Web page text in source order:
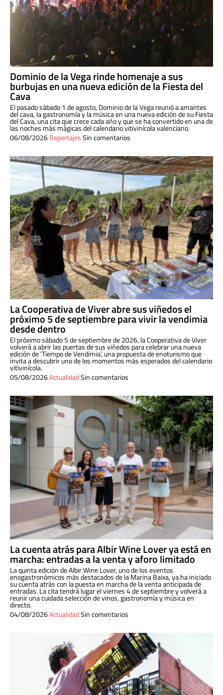
Dominio de la Vega rinde homenaje a sus
burbujas en una nueva edición de la Fiesta del
Cava
El pasado sábado 1 de agosto, Dominio de la Vega reunió a amantes
del cava, la gastronomía y la música en una nueva edición de su Fiesta
del Cava, una cita que crece cada año y que se ha convertido en una de
las noches más mágicas del calendario vitivinícola valenciano.
06/08/2026ReportajesSin comentarios
La Cooperativa de Viver abre sus viñedos el
próximo 5 de septiembre para vivir la vendimia
desde dentro
El próximo sábado 5 de septiembre de 2026, la Cooperativa de Viver
volverá a abrir las puertas de sus viñedos para celebrar una nueva
edición de ‘Tiempo de Vendimia’, una propuesta de enoturismo que
invita a descubrir uno de los momentos más esperados del calendario
vitivinícola.
05/08/2026ActualidadSin comentarios
La cuenta atrás para Albir Wine Lover ya está en
marcha: entradas a la venta y aforo limitado
La quinta edición de Albir Wine Lover, uno de los eventos
enogastronómicos más destacados de la Marina Baixa, ya ha iniciado
su cuenta atrás con la puesta en marcha de la venta anticipada de
entradas. La cita tendrá lugar el viernes 4 de septiembre y volverá a
reunir una cuidada selección de vinos, gastronomía y música en
directo.
04/08/2026ActualidadSin comentarios